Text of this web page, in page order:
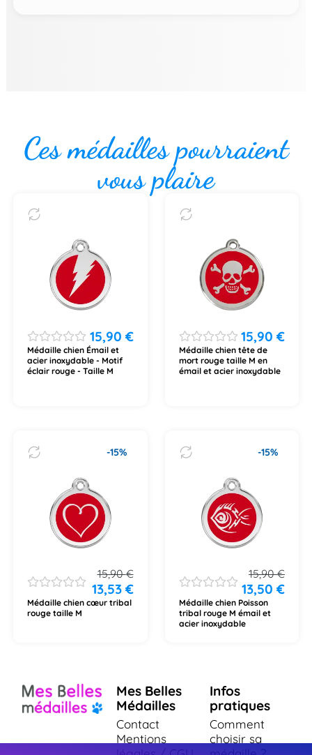
Ces médailles pourraient
vous plaire
15,90 €
Médaille chien Émail et
acier inoxydable - Motif
éclair rouge - Taille M
15,90€
Médaille chien tête de
mort rouge taille M en
émail et acier inoxydable
-15%
15,90€
13,53 €
Médaille chien cœur tribal
rouge taille M
-15%
15,90€
13,50€
Médaille chien Poisson
tribal rouge M émail et
acier inoxydable
Mes Belles
Médailles
Contact
Mentions
Infos
pratiques
Comment
choisir sa